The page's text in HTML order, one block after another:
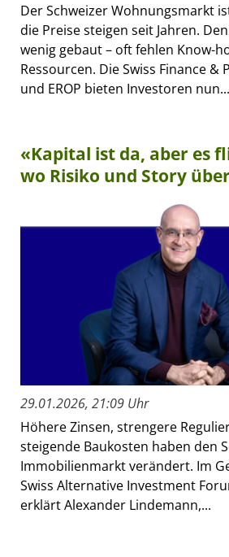
Der Schweizer Wohnungsmarkt
die Preise steigen seit Jahren.
wenig gebaut – oft fehlen Know-
Ressourcen. Die Swiss Finance &
und EROP bieten Investoren nun...
«Kapital ist da, aber es
wo Risiko und Story
29.01.2026, 21:09 Uhr
Höhere Zinsen, strengere
steigende Baukosten haben den
Immobilienmarkt verändert. Im
Swiss Alternative Investment
erklärt Alexander Lindemann,...